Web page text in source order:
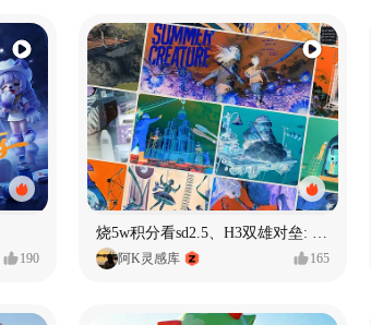
190
烧5w积分看sd2.5、H3双雄对垒: 全面测评MiniMax H3篇
阿K灵感库 165